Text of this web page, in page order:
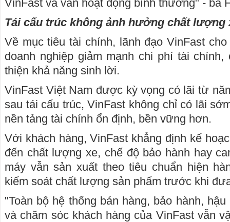
VinFast và vẫn hoạt động bình thường" - bà
Tái cấu trúc không ảnh hưởng chất lượng
Về mục tiêu tài chính, lãnh đạo VinFast
doanh nghiệp giảm mạnh chi phí tài
thiện khả năng sinh lời.
VinFast Việt Nam được kỳ vọng có lãi từ
sau tái cấu trúc, VinFast không chỉ có lãi
nền tảng tài chính ổn định, bền vững hơn.
Với khách hàng, VinFast khẳng định kế
đến chất lượng xe, chế độ bảo hành hay
máy vẫn sản xuất theo tiêu chuẩn hiện
kiểm soát chất lượng sản phẩm trước khi
"Toàn bộ hệ thống bán hàng, bảo hành,
và chăm sóc khách hàng của VinFast vẫn